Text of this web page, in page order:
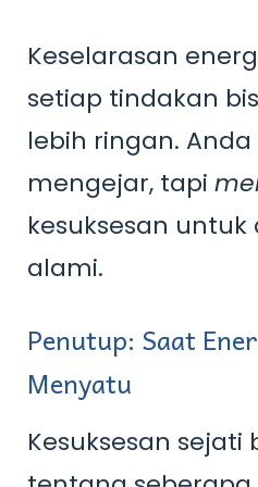
Keselarasan
setiap tindakan
lebih ringan.
mengejar, tapi
kesuksesan
alami.
Penutup: Saat
Menyatu
Kesuksesan sejati